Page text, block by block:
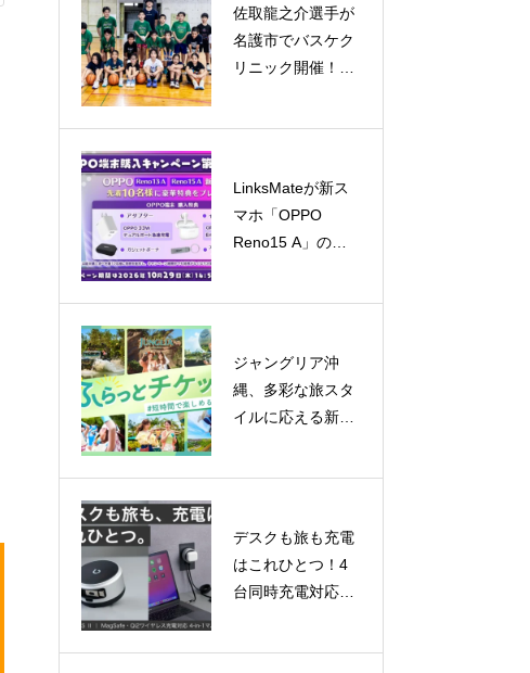
佐取龍之介選手が
名護市でバスケク
リニック開催！子
LinksMateが新ス
マホ「OPPO
Reno15 A」の販
ジャングリア沖
縄、多彩な旅スタ
イルに応える新チ
「ふらっとチケッ
化
デスクも旅も充電
はこれひとつ！4
台同時充電対応